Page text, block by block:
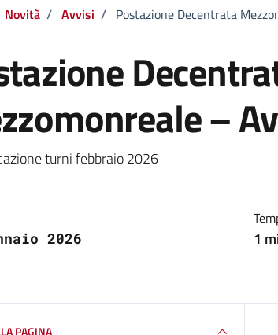
Novità / Avvisi / Postazione Decentrata
–
della notizia
turni febbraio 2026
2026
1
PAGINA